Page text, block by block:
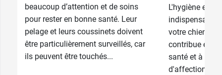
beaucoup d’attention et de soins
pour rester en bonne santé. Leur
pelage et leurs coussinets doivent
être particulièrement surveillés, car
ils peuvent être touchés...
L'hygiène est
indispensable
votre chien ou
contribue en
santé et à lui
d'affections.